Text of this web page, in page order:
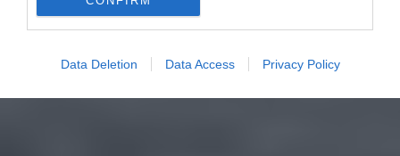
Data Deletion Data Access Privacy Policy